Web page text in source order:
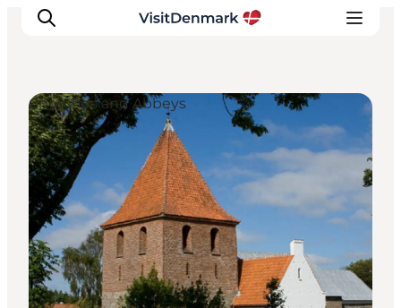
Inspiratie
Bestemmingen
Wat te doen
Accommodaties
Plan je reis
Churches and Abbeys